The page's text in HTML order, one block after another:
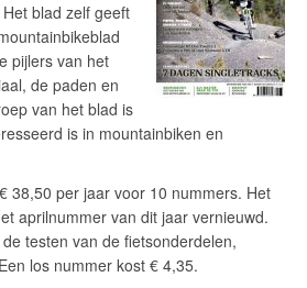
blad zelf geeft
pijlers van het
de paden en
van het blad is
is in mountainbiken en
38,50 per jaar voor 10 nummers. Het
aprilnummer van dit jaar vernieuwd.
testen van de fietsonderdelen,
los nummer kost € 4,35.